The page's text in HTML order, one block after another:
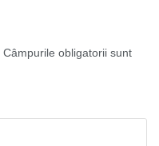
Câmpurile obligatorii sunt